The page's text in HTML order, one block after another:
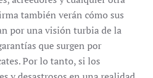
también verán cómo sus
por una visión turbia de la
que surgen por
Por lo tanto, si los